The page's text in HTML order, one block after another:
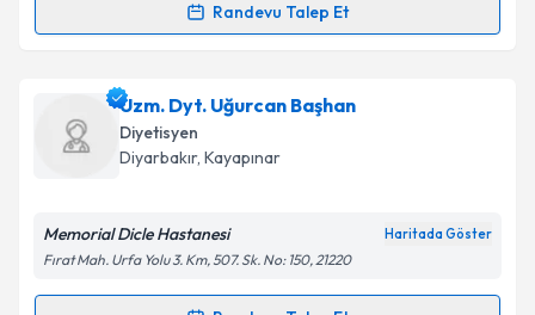
Kişisel verilerimin işlenmesine ilişkinAydınlatma
Takvim Talebini Gönder
Randevu Talep Et
Randevu Takvimi Talebi
Dyt. Berna Aydöneriçin randevu takvimi talebi
oluşturun. Size bu uzmandan randevu almanız için bir
takvim hazırlandığında e-posta ile bilgilendireceğiz.
Uzm. Dyt. Uğurcan Başhan
Diyetisyen
Diyarbakır, Kayapınar
Memorial Dicle Hastanesi Haritada Göster
Fırat Mah. Urfa Yolu 3. Km, 507. Sk. No: 150, 21220